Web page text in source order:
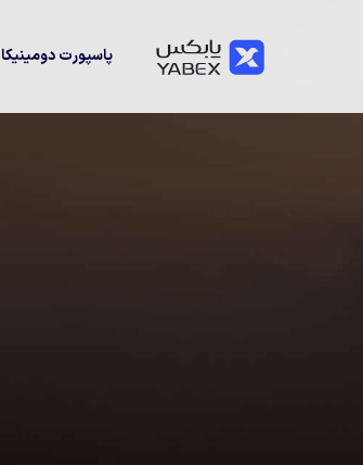
پاسپورت دومینیکا